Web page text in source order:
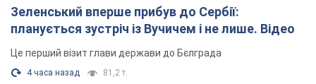
Зеленський вперше прибув до Сербії:
планується зустріч із Вучичем і не лише. Відео
Це перший візит глави держави до Бєлграда
4 часа назад 81,2 т.